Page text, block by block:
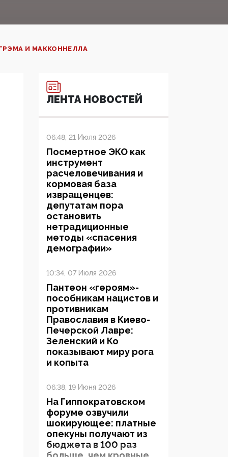
И МАККОННЕЛЛА‍
ЛЕНТА НОВОСТЕЙ
06:48, 21 Июля 2026
Посмертное ЭКО как
инструмент
расчеловечивания и
кормовая база
извращенцев:
депутатам пора
остановить
нетрадиционные
методы «спасения
демографии»
10:34, 07 Июля 2026
Пантеон «героям»-
пособникам нацистов и
противникам
Православия в Киево-
Печерской Лавре:
Зеленский и Ко
показывают миру рога
и копыта
06:38, 19 Июня 2026
На Гиппократовском
форуме озвучили
шокирующее: платные
опекуны получают из
бюджета в 100 раз